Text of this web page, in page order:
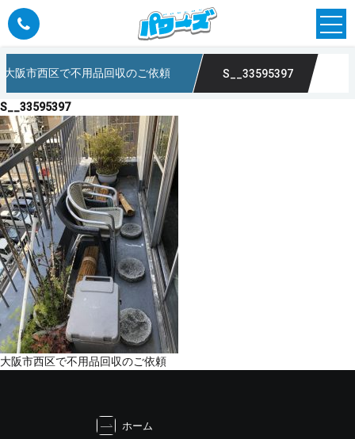
大阪市西区で不用品回収のご依頼 S__33595397
S__33595397
投
大阪市西区で不用品回収のご依頼
ホーム